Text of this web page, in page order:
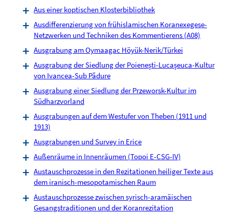
Aus einer koptischen Klosterbibliothek
Ausdifferenzierung von frühislamischen Koranexegese-
Netzwerken und Techniken des Kommentierens (A08)
Ausgrabung am Oymaagac Höyük-Nerik/Türkei
Ausgrabung der Siedlung der Poienești-Lucașeuca-Kultur
von Ivancea-Sub Pădure
Ausgrabung einer Siedlung der Przeworsk-Kultur im
Südharzvorland
Ausgrabungen auf dem Westufer von Theben (1911 und
1913)
Ausgrabungen und Survey in Erice
Außenräume in Innenräumen (Topoi E-CSG-IV)
Austauschprozesse in den Rezitationen heiliger Texte aus
dem iranisch-mesopotamischen Raum
Austauschprozesse zwischen syrisch-aramäischen
Gesangstraditionen und der Koranrezitation